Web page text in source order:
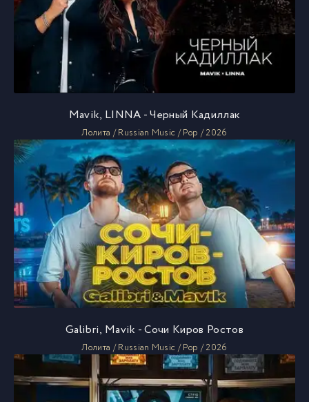
Mavik, LINNA - Черный Кадиллак
Лолита / Russian Music / Pop / 2026
Galibri, Mavik - Сочи Киров Ростов
Лолита / Russian Music / Pop / 2026